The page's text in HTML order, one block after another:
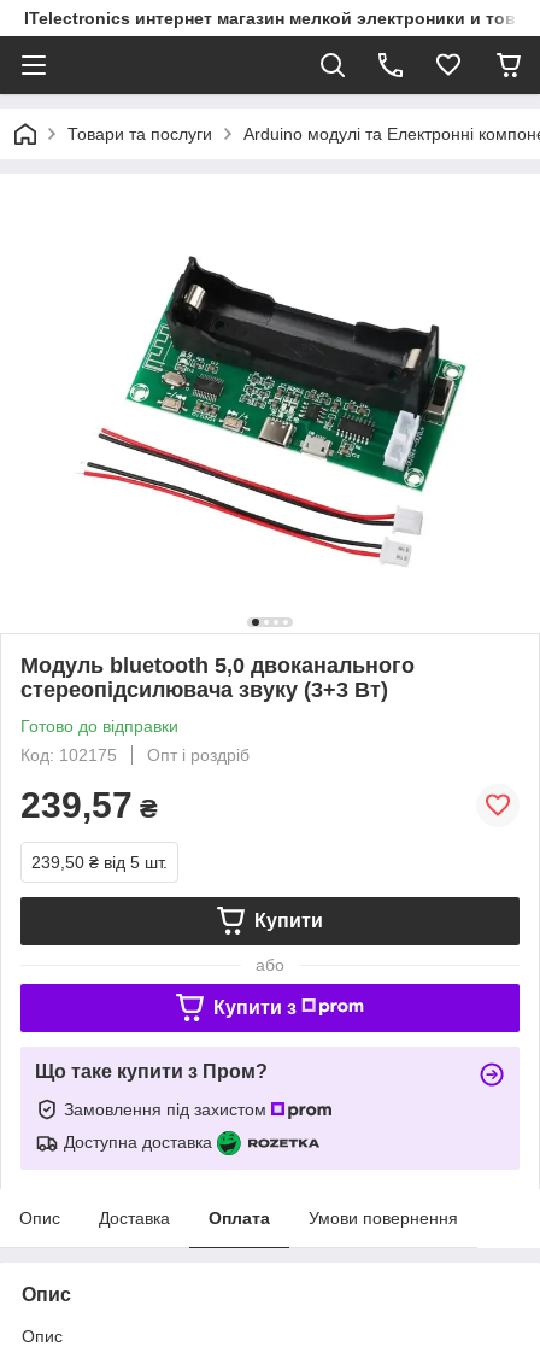
ITelectronics интернет магазин мелкой электроники и
Товари та послуги Arduino модулі та Електронні
Модуль bluetooth 5,0 двоканального
стереопідсилювача звуку (3+3 Вт)
Готово до відправки
Код: 102175
Опт і роздріб
239,57 ₴
239,50 ₴ від 5 шт.
Купити
або
Купити з
Що таке купити з Пром?
Замовлення під захистом
Доступна доставка
Опис Доставка Оплата Умови повернення
Опис
Опис